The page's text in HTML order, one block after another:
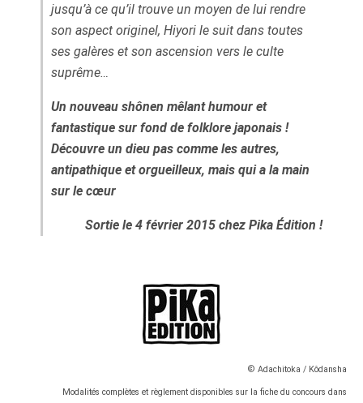
jusqu’à ce qu’il trouve un moyen de lui rendre
son aspect originel, Hiyori le suit dans toutes
ses galères et son ascension vers le culte
suprême…
Un nouveau shônen mêlant humour et
fantastique sur fond de folklore japonais !
Découvre un dieu pas comme les autres,
antipathique et orgueilleux, mais qui a la main
sur le cœur
Sortie le 4 février 2015 chez Pika Édition !
© Adachitoka / Kôdansha
Modalités complètes et règlement disponibles sur la fiche du concours dans